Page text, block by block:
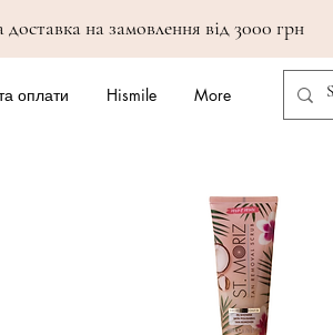
на замовлення від 3000 грн
оплати Hismile More